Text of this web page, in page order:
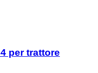
per trattore